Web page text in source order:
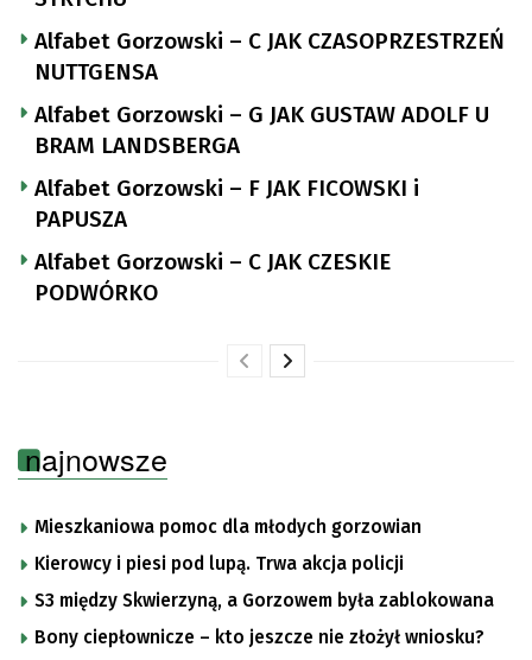
Alfabet Gorzowski – C JAK CZASOPRZESTRZEŃ
NUTTGENSA
Alfabet Gorzowski – G JAK GUSTAW ADOLF U
BRAM LANDSBERGA
Alfabet Gorzowski – F JAK FICOWSKI i
PAPUSZA
Alfabet Gorzowski – C JAK CZESKIE
PODWÓRKO
najnowsze
Mieszkaniowa pomoc dla młodych gorzowian
Kierowcy i piesi pod lupą. Trwa akcja policji
S3 między Skwierzyną, a Gorzowem była zablokowana
Bony ciepłownicze – kto jeszcze nie złożył wniosku?